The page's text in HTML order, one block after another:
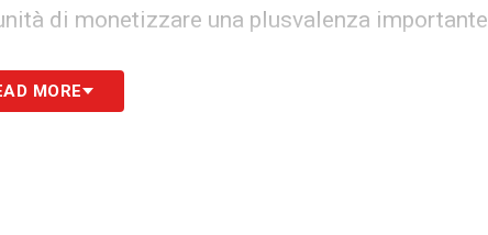
di monetizzare una plusvalenza importante
Gila
MORE